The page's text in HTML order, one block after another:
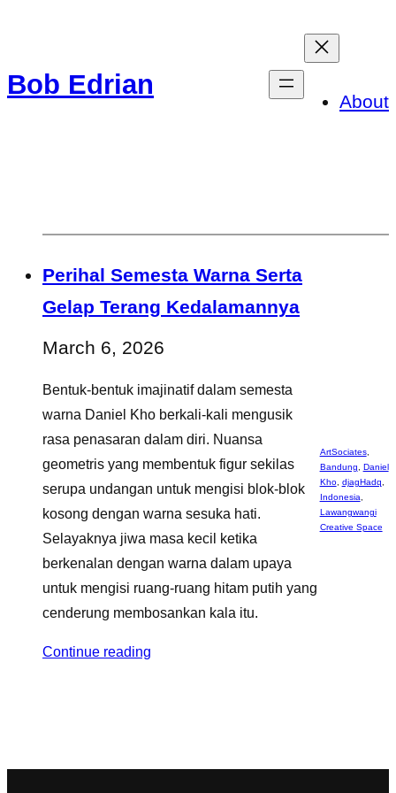
content
Bob Edrian
About
Perihal Semesta Warna Serta
Gelap Terang Kedalamannya
March 6, 2026
Bentuk-bentuk imajinatif dalam semesta
warna Daniel Kho berkali-kali mengusik
rasa penasaran dalam diri. Nuansa
geometris yang membentuk figur sekilas
serupa undangan untuk mengisi blok-blok
kosong dengan warna sesuka hati.
Selayaknya jiwa masa kecil ketika
berkenalan dengan warna dalam upaya
untuk mengisi ruang-ruang hitam putih yang
cenderung membosankan kala itu.
Continue reading
ArtSociates,
Bandung
Daniel
Kho, djagHadq
Indonesia
Lawangwangi
Creative Space